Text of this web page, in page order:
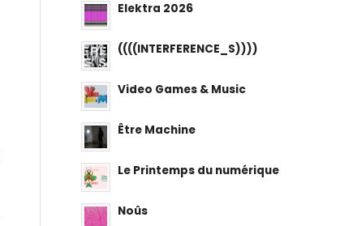
Elektra 2026
((((INTERFERENCE_S))))
Video Games & Music
Être Machine
Le Printemps du numérique
Noûs